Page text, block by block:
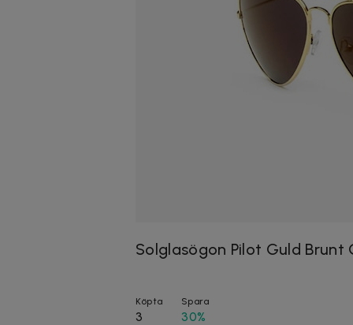
Solglasögon Pilot Guld Brunt
Köpta
3
Spara
30%